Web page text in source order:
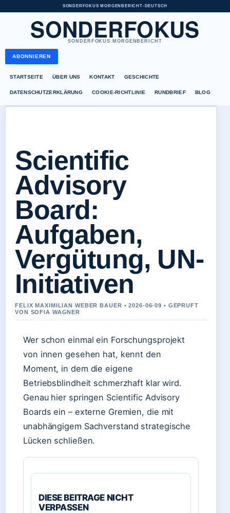
SONDERFOKUS MORGENBERICHT• DEUTSCH
SONDERFOKUS
SONDERFOKUS MORGENBERICHT
ABONNIEREN
STARTSEITE ÜBER UNS KONTAKT GESCHICHTE
DATENSCHUTZERKLÄRUNG COOKIE-RICHTLINIE RUNDBRIEF BLOG
Scientific
Advisory
Board:
Aufgaben,
Vergütung, UN-
Initiativen
FELIX MAXIMILIAN WEBER BAUER • 2026-06-09 • GEPRUFT
VON SOFIA WAGNER
Wer schon einmal ein Forschungsprojekt
von innen gesehen hat, kennt den
Moment, in dem die eigene
Betriebsblindheit schmerzhaft klar wird.
Genau hier springen Scientific Advisory
Boards ein – externe Gremien, die mit
unabhängigem Sachverstand strategische
Lücken schließen.
DIESE BEITRAGE NICHT
VERPASSEN